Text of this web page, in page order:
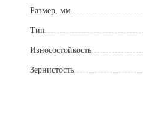
до +80 °С.
от температуры и влажности.
Размер, мм
Тип
Износостойкость
Зернистость